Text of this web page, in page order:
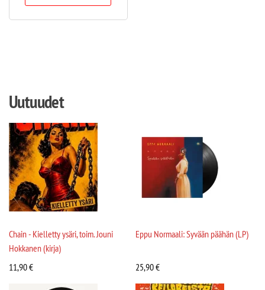
Uutuudet
Chain - Kielletty ysäri, toim. Jouni
Hokkanen (kirja)
11,90€
Eppu Normaali: Syvään päähän (LP)
25,90€